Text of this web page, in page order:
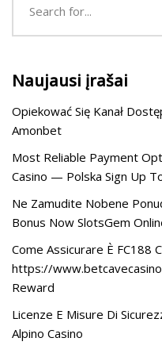
Naujausi įrašai
Opiekować Się Kanał
Amonbet
Most Reliable Payment
Casino — Polska Sign Up
Ne Zamudite Nobene
Bonus Now SlotsGem
Come Assicurare È FC188
https://
Reward
Licenze E Misure Di
Alpino Casino